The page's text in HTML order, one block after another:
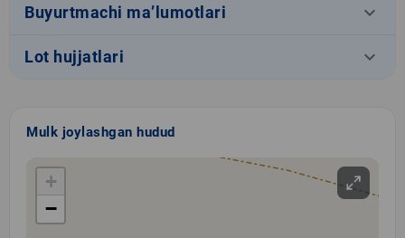
Buyurtmachi ma’lumotlari keyboard_arrow_down
Lot hujjatlari keyboard_arrow_down
Mulk joylashgan hudud
+
−